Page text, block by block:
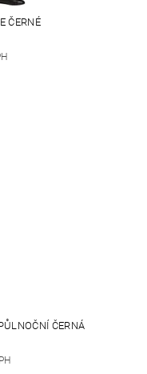
ČERNÉ
ČERNÁ